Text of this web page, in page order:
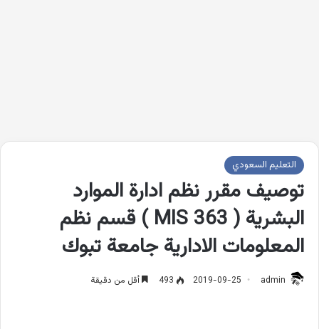
التعليم السعودي
توصيف مقرر نظم ادارة الموارد
البشرية ( MIS 363 ) قسم نظم
المعلومات الادارية جامعة تبوك
admin
2019-09-25
493 أقل من دقيقة